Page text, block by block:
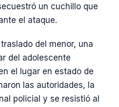
un cuchillo que
el ataque.
del menor, una
del adolescente
el lugar en estado de
las autoridades, la
policial y se resistió al